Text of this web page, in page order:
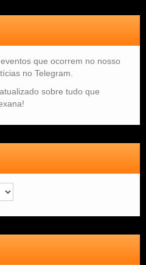
que ocorrem no nosso
no Telegram.
sobre tudo que